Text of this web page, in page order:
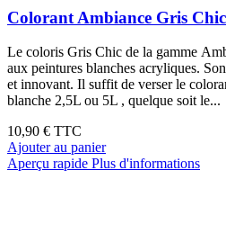
Colorant Ambiance Gris
Le coloris Gris Chic de la gamme
aux peintures blanches acryliques.
et innovant. Il suffit de verser le
blanche 2,5L ou 5L , quelque soit le...
10,90 € TTC
Ajouter au panier
Aperçu rapide Plus d'informations